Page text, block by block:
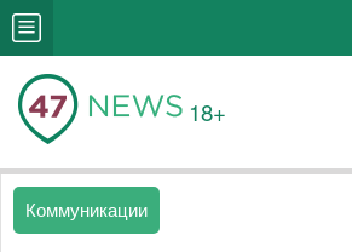
18+
Коммуникации